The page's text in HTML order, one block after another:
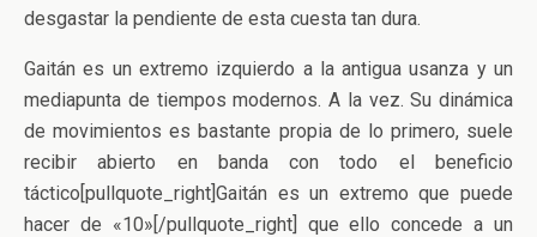
desgastar la pendiente de esta cuesta tan dura.
Gaitán es un extremo izquierdo a la antigua usanza y un
mediapunta de tiempos modernos. A la vez. Su dinámica
de movimientos es bastante propia de lo primero, suele
recibir abierto en banda con todo el beneficio
táctico[pullquote_right]Gaitán es un extremo que puede
hacer de «10»[/pullquote_right] que ello concede a un